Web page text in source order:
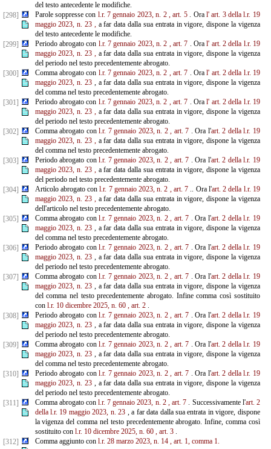
del testo antecedente le modifiche.
[298]
Parole soppresse con l.r. 7 gennaio 2023, n. 2 , art. 5. Ora l' art. 3 della l.r. 19
maggio 2023, n. 23 ,a far data dalla sua entrata in vigore, dispone la vigenza
del testo antecedente le modifiche.
[299]
Periodo abrogato con l.r. 7 gennaio 2023, n. 2 , art. 7 . Oral' art. 2 della l.r. 19
maggio 2023, n. 23 ,a far data dalla sua entrata in vigore, dispone la vigenza
del periodo nel testo precedentemente abrogato.
[300]
Comma abrogato con l.r. 7 gennaio 2023, n. 2 , art. 7 . Oral' art. 2 della l.r. 19
maggio 2023, n. 23 , a far data dalla sua entrata in vigore, dispone la vigenza
del comma nel testo precedentemente abrogato.
[301]
Periodo abrogato con l.r. 7 gennaio 2023, n. 2 , art. 7 . Oral' art. 2 della l.r. 19
maggio 2023, n. 23 ,a far data dalla sua entrata in vigore, dispone la vigenza
del periodo nel testo precedentemente abrogato.
[302]
Comma abrogato conl.r. 7 gennaio 2023, n. 2 , art. 7 . Ora l'art. 2 della l.r. 19
maggio 2023, n. 23 ,a far data dalla sua entrata in vigore, dispone la vigenza
del comma nel testo precedentemente abrogato.
[303]
Periodo abrogato conl.r. 7 gennaio 2023, n. 2 , art. 7 . Ora l'art. 2 della l.r. 19
maggio 2023, n. 23 ,a far data dalla sua entrata in vigore, dispone la vigenza
del periodo nel testo precedentemente abrogato.
[304]
Articolo abrogato conl.r. 7 gennaio 2023, n. 2 , art. 7 .. Ora l'art. 2 della l.r. 19
maggio 2023, n. 23 ,a far data dalla sua entrata in vigore, dispone la vigenza
dell'articolo nel testo precedentemente abrogato.
[305]
Comma abrogato conl.r. 7 gennaio 2023, n. 2 , art. 7 . Ora l'art. 2 della l.r. 19
maggio 2023, n. 23 , a far data dalla sua entrata in vigore, dispone la vigenza
del comma nel testo precedentemente abrogato.
[306]
Periodo abrogato conl.r. 7 gennaio 2023, n. 2 , art. 7 . Ora l'art. 2 della l.r. 19
maggio 2023, n. 23 , a far data dalla sua entrata in vigore, dispone la vigenza
del periodo nel testo precedentemente abrogato.
[307]
Comma abrogato conl.r. 7 gennaio 2023, n. 2 , art. 7 . Ora l'art. 2 della l.r. 19
maggio 2023, n. 23 , a far data dalla sua entrata in vigore, dispone la vigenza
del comma nel testo precedentemente abrogato. Infine comma così sostituito
con l.r. 10 dicembre 2025, n. 60 , art. 2.
[308]
Periodo abrogato conl.r. 7 gennaio 2023, n. 2 , art. 7 . Ora l'art. 2 della l.r. 19
maggio 2023, n. 23 , a far data dalla sua entrata in vigore, dispone la vigenza
del periodo nel testo precedentemente abrogato.
[309]
Comma abrogato conl.r. 7 gennaio 2023, n. 2 , art. 7 . Ora l'art. 2 della l.r. 19
maggio 2023, n. 23 , a far data dalla sua entrata in vigore, dispone la vigenza
del comma nel testo precedentemente abrogato.
[310]
Periodo abrogato conl.r. 7 gennaio 2023, n. 2 , art. 7 . Ora l'art. 2 della l.r. 19
maggio 2023, n. 23 , a far data dalla sua entrata in vigore, dispone la vigenza
del periodo nel testo precedentemente abrogato.
[311]
Comma abrogato conl.r. 7 gennaio 2023, n. 2 , art. 7 . Successivamente l'art. 2
della l.r. 19 maggio 2023, n. 23 , a far data dalla sua entrata in vigore, dispone
la vigenza del comma nel testo precedentemente abrogato. Infine, comma così
sostituito con l.r. 10 dicembre 2025, n. 60 , art. 3.
[312]
Comma aggiunto con l.r. 28 marzo 2023, n. 14 , art. 1, comma 1.